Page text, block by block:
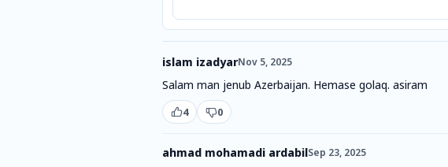
islam izadyarNov 5, 2025
Salam man jenub Azerbaijan. Hemase golaq. asiram
4 0
ahmad mohamadi ardabilSep 23, 2025